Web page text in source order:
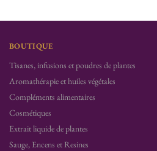
BOUTIQUE
Tisanes, infusions et poudres de plantes
Aromathérapie et huiles végétales
Compléments alimentaires
Cosmétiques
Extrait liquide de plantes
Sauge, Encens et Resines